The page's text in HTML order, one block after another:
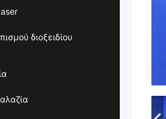
διοξειδίου